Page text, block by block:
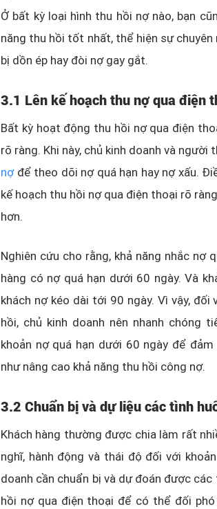
Ở bất kỳ loại hình thu hồi nợ nào, bạn
năng thu hồi tốt nhất, thể hiện sự
bị dồn ép hay đòi nợ gay gắt.
3.1 Lên kế hoạch thu nợ qua điện
Bất kỳ hoạt động thu hồi nợ qua điện
rõ ràng. Khi này, chủ kinh doanh và
nợđể theo dõi nợ quá hạn hay nợ xấu.
kế hoạch thu hồi nợ qua điện thoại rõ
hơn.
Nghiên cứu cho rằng, khả năng nhắc nợ
hàng có nợ quá hạn dưới 60 ngày. Và
khách nợ kéo dài tới 90 ngày. Vì vậy,
hồi, chủ kinh doanh nên nhanh chóng
khoản nợ quá hạn dưới 60 ngày để
như nâng cao khả năng thu hồi công nợ.
3.2 Chuẩn bị và dự liệu các tình
Khách hàng thường được chia làm rất
nghĩ, hành động và thái độ đối với
doanh cần chuẩn bị và dự đoán được
hồi nợ qua điện thoại để có thể đối